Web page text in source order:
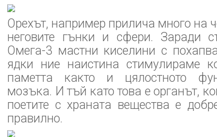
Орехът, например прилича много на
неговите гънки и сфери. Заради
Омега-3 мастни киселини с
ядки ние наистина стимулираме
паметта както и цялостното
мозъка. И тъй като това е органът,
поетите с храната вещества е
правилно.